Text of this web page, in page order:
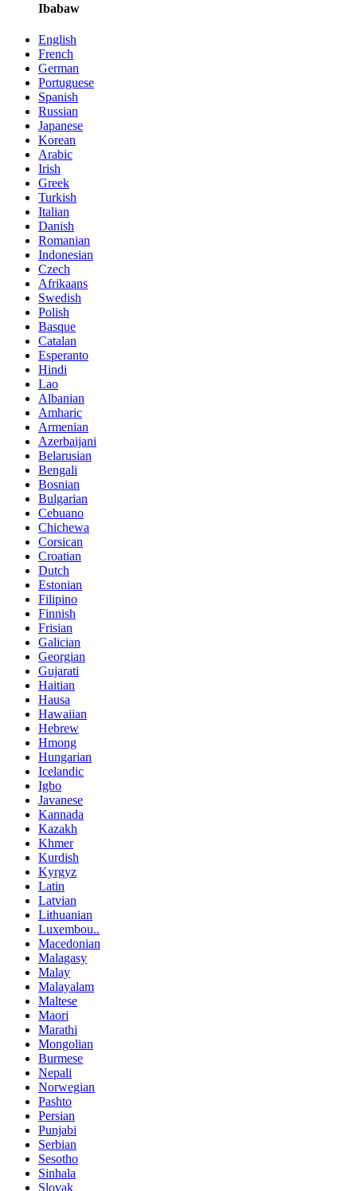
Ibabaw
English
French
German
Portuguese
Spanish
Russian
Japanese
Korean
Arabic
Irish
Greek
Turkish
Italian
Danish
Romanian
Indonesian
Czech
Afrikaans
Swedish
Polish
Basque
Catalan
Esperanto
Hindi
Lao
Albanian
Amharic
Armenian
Azerbaijani
Belarusian
Bengali
Bosnian
Bulgarian
Cebuano
Chichewa
Corsican
Croatian
Dutch
Estonian
Filipino
Finnish
Frisian
Galician
Georgian
Gujarati
Haitian
Hausa
Hawaiian
Hebrew
Hmong
Hungarian
Icelandic
Igbo
Javanese
Kannada
Kazakh
Khmer
Kurdish
Kyrgyz
Latin
Latvian
Lithuanian
Luxembou..
Macedonian
Malagasy
Malay
Malayalam
Maltese
Maori
Marathi
Mongolian
Burmese
Nepali
Norwegian
Pashto
Persian
Punjabi
Serbian
Sesotho
Sinhala
Slovak